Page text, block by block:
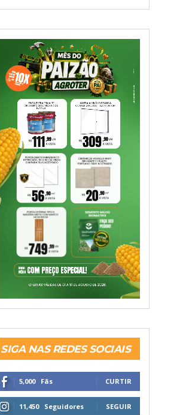
SIGA NAS REDES SOCIAIS
5,000 Fãs CURTIR
11,450 Seguidores SEGUIR